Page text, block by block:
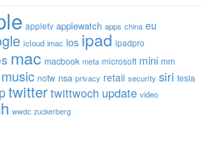
appletv applewatch apps china eu
icloud imac ios ipad ipadpro
mac macbook meta microsoft mini mm
music notw nsa privacy retail security siri tesla
twittertwittwoch update video
wwdc zuckerberg